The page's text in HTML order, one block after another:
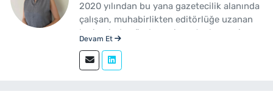
2020 yılından bu yana gazetecilik alanında
çalışan, muhabirlikten editörlüğe uzanan
kariyerinde gündem, siyaset, ekonomi,
olmak üzere birçok alanda içerik üreten bir
gazetecidir. Ege Üniversitesi İletişim
Devam Et